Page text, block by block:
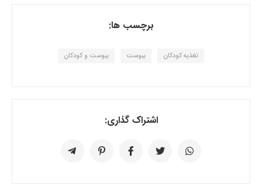
برچسب ها:
تغذیه کودکان یبوست یبوست و کودکان
اشتراک گذاری: